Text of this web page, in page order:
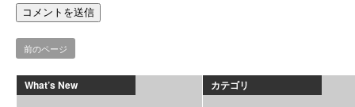
前のページ
What’s New カテゴリ